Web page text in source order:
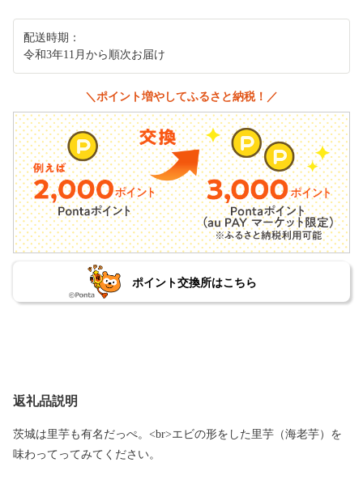
配送時期：
令和3年11月から順次お届け
＼ポイント増やしてふるさと納税！／
ポイント交換所はこちら
返礼品説明
茨城は里芋も有名だっぺ。<br>エビの形をした里芋（海老芋）を
味わってってみてください。